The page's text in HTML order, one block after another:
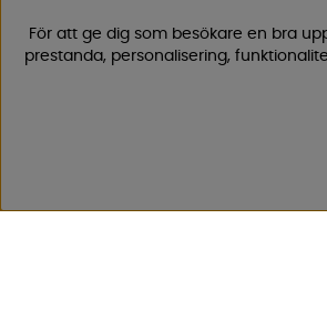
För att ge dig som besökare en bra
prestanda, personalisering,